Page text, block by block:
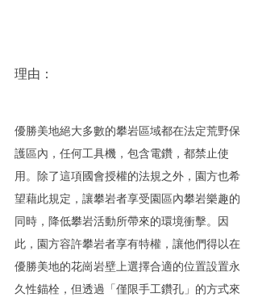
理由：
優勝美地絕大多數的攀岩區域都在法定荒野保
護區內，任何工具機，包含電鑽，都禁止使
用。除了這項國會授權的法規之外，園方也希
望藉此規定，讓攀岩者享受園區內攀岩樂趣的
同時，降低攀岩活動所帶來的環境衝擊。因
此，園方容許攀岩者享有特權，讓他們得以在
優勝美地的花崗岩壁上選擇合適的位置設置永
久性錨栓，但透過「僅限手工鑽孔」的方式來